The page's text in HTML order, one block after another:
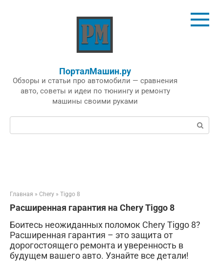
ПорталМашин.ру
Обзоры и статьи про автомобили — сравнения
авто, советы и идеи по тюнингу и ремонту
машины своими руками
Поиск:
Главная » Chery » Tiggo 8
Расширенная гарантия на Chery Tiggo 8
Боитесь неожиданных поломок Chery Tiggo 8?
Расширенная гарантия – это защита от
дорогостоящего ремонта и уверенность в
будущем вашего авто. Узнайте все детали!